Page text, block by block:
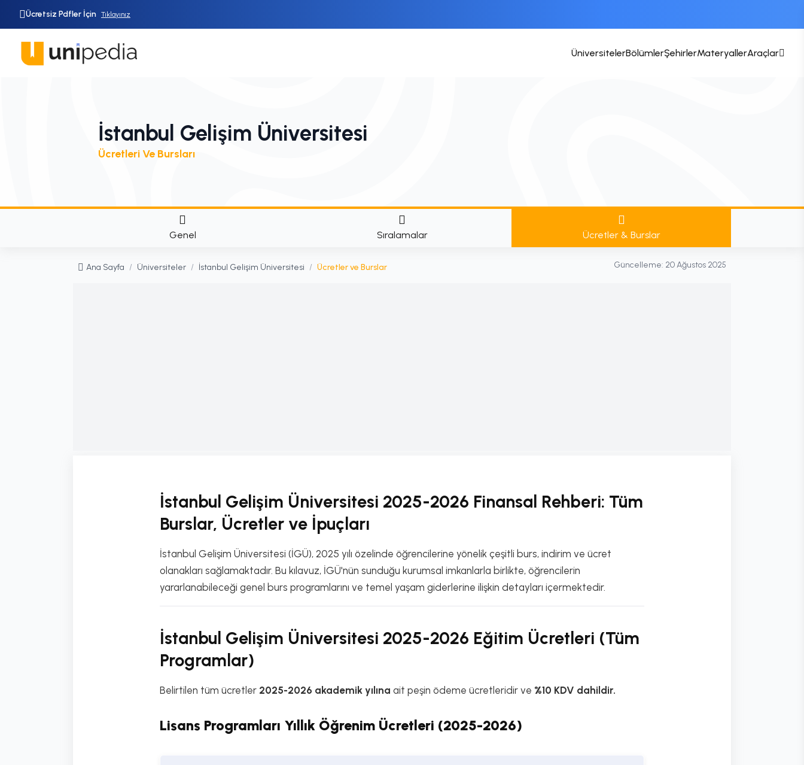
Ücretsiz Pdfler İçin Tıklayınız
ÜniversitelerBölümlerŞehirlerMateryallerAraçlar
İstanbul Gelişim Üniversitesi
Ücretleri Ve Bursları
Genel Sıralamalar Ücretler & Burslar
Ana Sayfa / Üniversiteler / İstanbul Gelişim Üniversitesi / Ücretler ve Burslar Güncelleme: 20 Ağustos 2025
İstanbul Gelişim Üniversitesi 2025-2026 Finansal Rehberi: Tüm
Burslar, Ücretler ve İpuçları
İstanbul Gelişim Üniversitesi (İGÜ), 2025 yılı özelinde öğrencilerine yönelik çeşitli burs, indirim ve ücret
olanakları sağlamaktadır. Bu kılavuz, İGÜ'nün sunduğu kurumsal imkanlarla birlikte, öğrencilerin
yararlanabileceği genel burs programlarını ve temel yaşam giderlerine ilişkin detayları içermektedir.
İstanbul Gelişim Üniversitesi 2025-2026 Eğitim Ücretleri (Tüm
Programlar)
Belirtilen tüm ücretler 2025-2026 akademik yılına ait peşin ödeme ücretleridir ve %10 KDV dahildir.
Lisans Programları Yıllık Öğrenim Ücretleri (2025-2026)